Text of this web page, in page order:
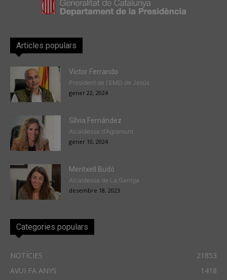
Articles populars
Victor Ferrando
President de l'EMD de Jesús
gener 22, 2024
Sílvia Fernández
Alcaldessa d'Agramunt
gener 10, 2024
Meritxell Budó
Alcaldessa de La Garriga
desembre 18, 2023
Categories populars
NOTÍCIES
21853
AVUI FA ANYS
1418